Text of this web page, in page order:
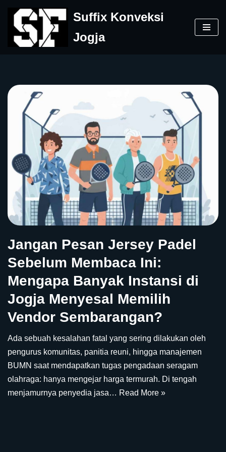
Skip
to
Suffix Konveksi
Jogja
Jangan Pesan Jersey Padel
Sebelum Membaca Ini:
Mengapa Banyak Instansi di
Jogja Menyesal Memilih
Vendor Sembarangan?
Ada sebuah kesalahan fatal yang sering dilakukan oleh
pengurus komunitas, panitia reuni, hingga manajemen
BUMN saat mendapatkan tugas pengadaan seragam
olahraga: hanya mengejar harga termurah. Di tengah
menjamurnya penyedia jasa… Read More »